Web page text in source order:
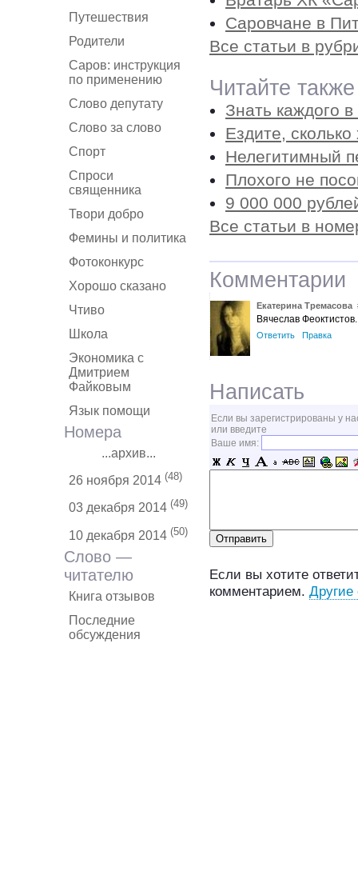
Путешествия
Родители
Саров: инструкция
по применению
Слово депутату
Слово за слово
Спорт
Спроси
священника
Твори добро
Фемины и политика
Фотоконкурс
Хорошо сказано
Чтиво
Школа
Экономика с
Дмитрием
Файковым
Язык помощи
Номера
...архив...
26 ноября 2014 (48)
03 декабря 2014 (49)
10 декабря 2014 (50)
Слово —
читателю
Книга отзывов
Последние
обсуждения
Саровчане в
Все статьи в
Читайте
Знать каждого
Ездите, сколько
Нелегитимный
Плохого не
9 000 000
Все статьи в
Комментарии
Екатерина Тремасова
Вячеслав
Ответить Правка
Написать
Если вы зарегистрированы у
или введите
Ваше имя:
Если вы хотите
комментарием. Другие